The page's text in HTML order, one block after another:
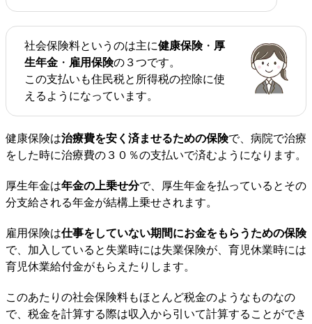
社会保険料というのは主に健康保険・ 厚
生年金 ・ 雇用保険の３つです。
この支払いも住民税と所得税の控除に使
えるようになっています。
健康保険は治療費を安く済ませるための保険で、病院で治療
をした時に治療費の３０％の支払いで済むようになります。
厚生年金は年金の上乗せ分で、厚生年金を払っているとその
分支給される年金が結構上乗せされます。
雇用保険は仕事をしていない期間にお金をもらうための保険
で、加入していると失業時には失業保険が、育児休業時には
育児休業給付金がもらえたりします。
このあたりの社会保険料もほとんど税金のようなものなの
で、税金を計算する際は収入から引いて計算することができ